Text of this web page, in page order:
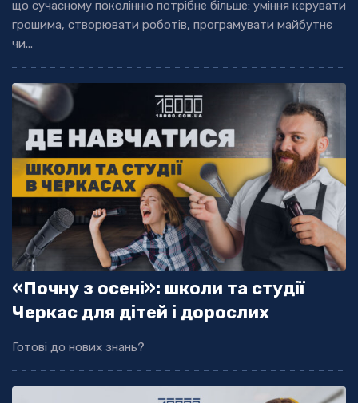
що сучасному поколінню потрібне більше: уміння керувати
грошима, створювати роботів, програмувати майбутнє
чи...
«Почну з осені»: школи та студії
Черкас для дітей і дорослих
Готові до нових знань?